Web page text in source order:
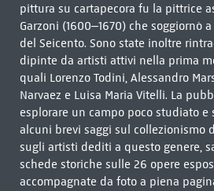
pittura su cartapecora fu la pittrice
Garzoni (1600–1670) che soggiornò
del Seicento. Sono state inoltre
dipinte da artisti attivi nella prima
quali Lorenzo Todini, Alessandro
Narvaez e Luisa Maria Vitelli. La
esplorare un campo poco studiato e
alcuni brevi saggi sul collezionismo
sugli artisti dediti a questo genere,
schede storiche sulle 26 opere
accompagnate da foto a piena